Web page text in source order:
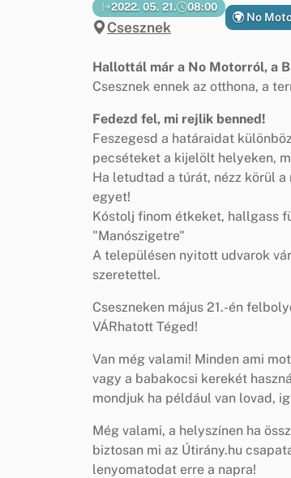
2022. 05. 21. 08:00
Csesznek
No
Hallottál már a No Motorról, a
Csesznek ennek az otthona, a
Fedezd fel, mi rejlik benned!
Feszegesd a határaidat
pecséteket a kijelölt helyeken,
Ha letudtad a túrát, nézz körül
egyet!
Kóstolj finom étkeket, hallgass
"Manószigetre"
A településen nyitott udvarok
szeretettel.
Cseszneken május 21.-én
VÁRhatott Téged!
Van még valami! Minden ami
vagy a babakocsi kerekét
mondjuk ha például van lovad,
Még valami, a helyszínen ha
biztosan mi az Útirány.hu
lenyomatodat erre a napra!